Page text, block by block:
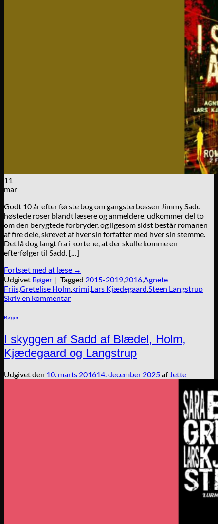
11
mar
Godt 10 år efter første bog om gangsterbossen Jimmy Sadd
høstede roser blandt læsere og anmeldere, udkommer del to
om den berygtede forbryder, og ligesom sidst består romanen
af fire dele, skrevet af hver sin forfatter med hver sin stemme.
Det lå dog langt fra i kortene, at der skulle komme en
efterfølger til Sadd. […]
Fortsæt med at læse →
Udgivet Bøger | Tagged 2015-2019,2016,Agnete
Friis,Gretelise Holm,krimi,Lars Kjædegaard,Steen Langstrup
Skriv en kommentar
Bøger
I skyggen af Sadd af Blædel, Holm,
Kjædegaard og Langstrup
Udgivet den 10. marts 201614. december 2025af Jette